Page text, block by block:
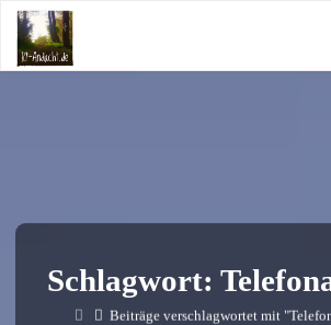
Zum
Inhalt
springen
Schlagwort:
StartBeiträge verschlagwortet mit